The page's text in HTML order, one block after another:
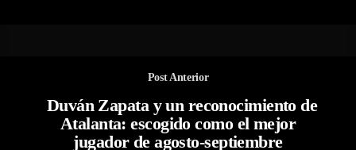
Post Anterior
Duván Zapata y un reconocimiento de
Atalanta: escogido como el mejor
jugador de agosto-septiembre